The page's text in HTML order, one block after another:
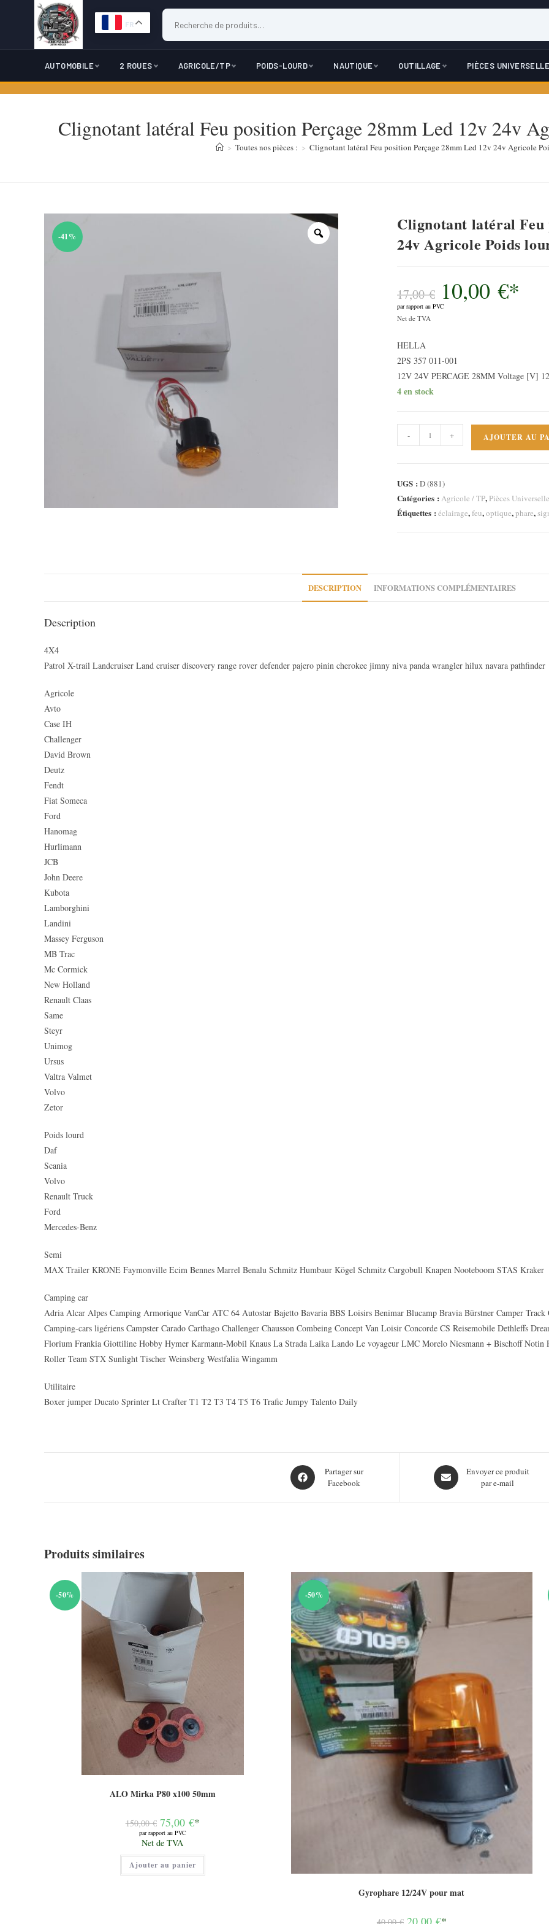
FR
AUTOMOBILE 2 ROUES AGRICOLE/TP POIDS-LOURD NAUTIQUE OUTILLAGE PIÈCES
Clignotant latéral Feu position Perçage 28mm Led 12v 24v
> Toutes nos pièces : > Clignotant latéral Feu position Perçage 28mm Led 12v 24v Agricole
-41%
Clignotant latéral Feu
24v Agricole Poids
17,00€
Le
prix
initial
était :
10,00 €*
par rapport au PVC
Le
actuel
est :
10,00 €.
Net de TVA
HELLA
2PS 357 011-001
12V 24V PERCAGE 28MM Voltage [V]
4 en stock
de
position
24v
- + AJOUTER AU
UGS : D (881)
Catégories : Agricole / TP, Pièces
Étiquettes : éclairage,feu,optique,phare,
DESCRIPTION INFORMATIONS COMPLÉMENTAIRES
Description
4X4
Patrol X-trail Landcruiser Land cruiser discovery range rover defender pajero pinin cherokee jimny niva panda wrangler hilux navara pathfinder
Agricole
Avto
Case IH
Challenger
David Brown
Deutz
Fendt
Fiat Someca
Ford
Hanomag
Hurlimann
JCB
John Deere
Kubota
Lamborghini
Landini
Massey Ferguson
MB Trac
Mc Cormick
New Holland
Renault Claas
Same
Steyr
Unimog
Ursus
Valtra Valmet
Volvo
Zetor
Poids lourd
Daf
Scania
Volvo
Renault Truck
Ford
Mercedes-Benz
Semi
MAX Trailer KRONE Faymonville Ecim Bennes Marrel Benalu Schmitz Humbaur Kögel Schmitz Cargobull Knapen Nooteboom STAS Kraker
Camping car
Adria Alcar Alpes Camping Armorique VanCar ATC 64 Autostar Bajetto Bavaria BBS Loisirs Benimar Blucamp Bravia Bürstner Camper Track
Camping-cars ligériens Campster Carado Carthago Challenger Chausson Combeing Concept Van Loisir Concorde CS Reisemobile Dethleffs
Florium Frankia Giottiline Hobby Hymer Karmann-Mobil Knaus La Strada Laika Lando Le voyageur LMC Morelo Niesmann + Bischoff Notin
Roller Team STX Sunlight Tischer Weinsberg Westfalia Wingamm
Utilitaire
Boxer jumper Ducato Sprinter Lt Crafter T1 T2 T3 T4 T5 T6 Trafic Jumpy Talento Daily
Opens
in
Partager sur
Facebook
Opens
in
Envoyer ce produit
par e-mail
Produits similaires
-50%
ALO Mirka P80 x100 50mm
150,00€ Le
prix
initial
était :
150,00 €.
75,00 €*
par rapport au PVC
Le
prix
actuel
est :
75,00 €.
Net de TVA
Ajouter au panier
-50%
Gyrophare 12/24V pour mat
Le